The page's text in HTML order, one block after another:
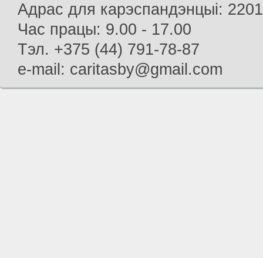
Адрас для карэспандэнцыі:
Час працы: 9.00 - 17.00
Тэл. +375 (44) 791-78-87
e-mail: caritasby@gmail.com